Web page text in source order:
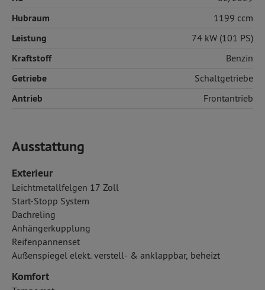
Hubraum 1199 ccm
Leistung 74 kW (101 PS)
Kraftstoff Benzin
Getriebe Schaltgetriebe
Antrieb Frontantrieb
Ausstattung
Exterieur
Leichtmetallfelgen 17 Zoll
Start-Stopp System
Dachreling
Anhängerkupplung
Reifenpannenset
Außenspiegel elekt. verstell- & anklappbar, beheizt
Komfort